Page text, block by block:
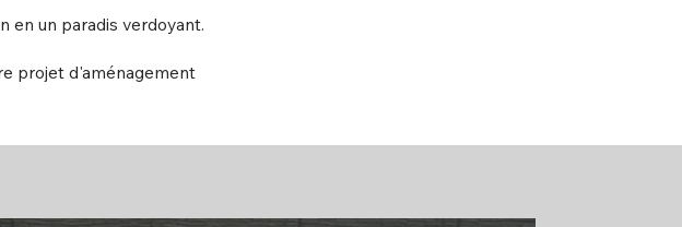
en un paradis verdoyant.
projet d'aménagement